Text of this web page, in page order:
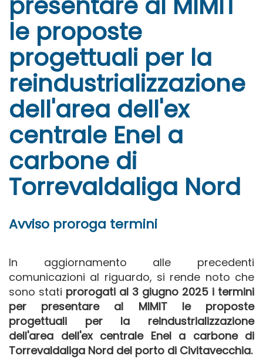
le proposte
progettuali per la
reindustrializzazione
dell'area dell'ex
centrale Enel a
carbone di
Torrevaldaliga Nord
Avviso proroga termini
In aggiornamento alle precedenti
comunicazioni al riguardo, si rende noto che
sono stati prorogati al 3 giugno 2025 i termini
per presentare al MIMIT le proposte
progettuali per la reindustrializzazione
dell'area dell'ex centrale Enel a carbone di
Torrevaldaliga Nord del porto di Civitavecchia.